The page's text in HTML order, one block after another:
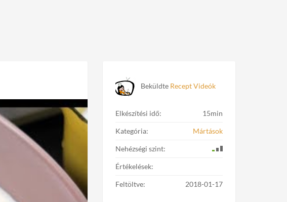
Beküldte Recept Videók
Elkészítési idő: 15min
Kategória: Mártások
Nehézségi szint:
Értékelések:
Feltöltve: 2018-01-17